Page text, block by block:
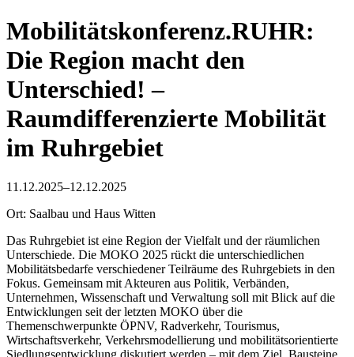
Mobilitätskonferenz.RUHR:
Die Region macht den
Unterschied! –
Raumdifferenzierte Mobilität
im Ruhrgebiet
11.12.2025–12.12.2025
Ort: Saalbau und Haus Witten
Das Ruhrgebiet ist eine Region der Vielfalt und der räumlichen
Unterschiede. Die MOKO 2025 rückt die unterschiedlichen
Mobilitätsbedarfe verschiedener Teilräume des Ruhrgebiets in den
Fokus. Gemeinsam mit Akteuren aus Politik, Verbänden,
Unternehmen, Wissenschaft und Verwaltung soll mit Blick auf die
Entwicklungen seit der letzten MOKO über die
Themenschwerpunkte ÖPNV, Radverkehr, Tourismus,
Wirtschaftsverkehr, Verkehrsmodellierung und mobilitätsorientierte
Siedlungsentwicklung diskutiert werden – mit dem Ziel, Bausteine